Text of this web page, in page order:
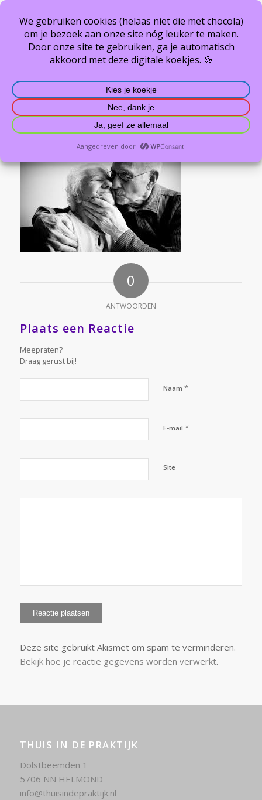
images (12)
/ Welkom / images (12)
0
ANTWOORDEN
Plaats een Reactie
Meepraten?
Draag gerust bij!
Naam *
E-mail *
Site
Deze site gebruikt Akismet om spam te verminderen.
Bekijk hoe je reactie gegevens worden verwerkt.
THUIS IN DE PRAKTIJK
Dolstbeemden 1
5706 NN HELMOND
info@thuisindepraktijk.nl